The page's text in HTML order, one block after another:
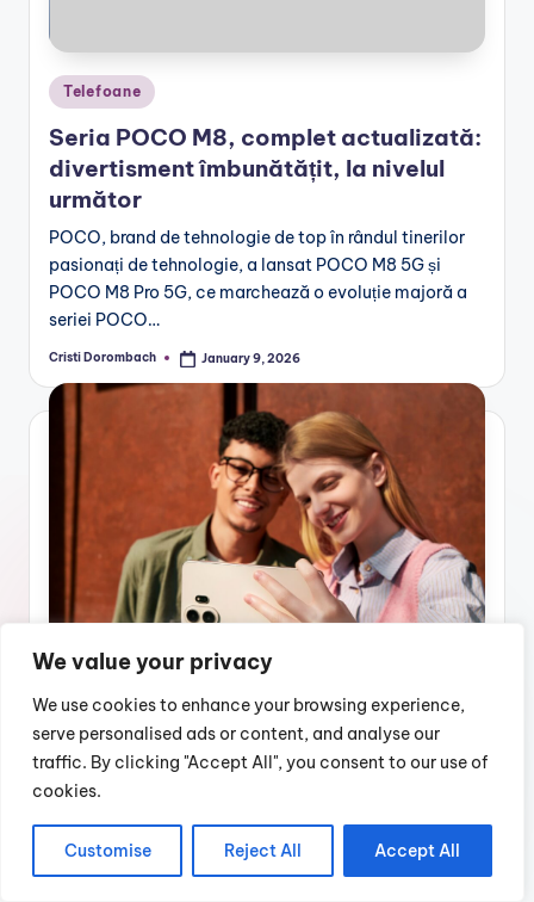
We value your privacy
We use cookies to enhance your browsing experience,
serve personalised ads or content, and analyse our
traffic. By clicking "Accept All", you consent to our use of
cookies.
Customise Reject All Accept All
Posted
in
Telefoane
Seria POCO M8, complet actualizată:
divertisment îmbunătățit, la nivelul
următor
POCO, brand de tehnologie de top în rândul tinerilor
pasionați de tehnologie, a lansat POCO M8 5G și
POCO M8 Pro 5G, ce marchează o evoluție majoră a
seriei POCO…
Posted
Cristi Dorombach January 9, 2026
Posted
in
Telefoane
Smartphone-ul Android TCL
NXTPAPER 70 Pro oferă confort
vizual pe tot parcursul zilei
TCL, lider în tehnologia de afișare pentru